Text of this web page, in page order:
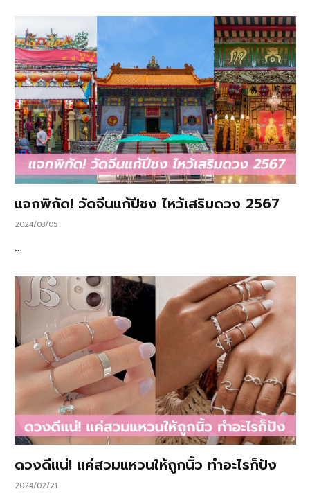
แจกพิกัด! วัดจีนแก้ปีชง ไหว้เสริมดวง 2567
2024/03/05
…
ดวงดีแน่! แค่สวมแหวนให้ถูกนิ้ว ทำอะไรก็ปัง
2024/02/21